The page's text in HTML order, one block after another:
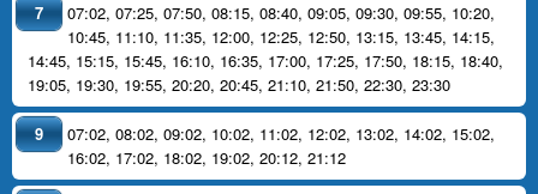
7 07:02, 07:25, 07:50, 08:15, 08:40, 09:05, 09:30, 09:55, 10:20,
10:45, 11:10, 11:35, 12:00, 12:25, 12:50, 13:15, 13:45, 14:15,
14:45, 15:15, 15:45, 16:10, 16:35, 17:00, 17:25, 17:50, 18:15, 18:40,
19:05, 19:30, 19:55, 20:20, 20:45, 21:10, 21:50, 22:30, 23:30
9 07:02, 08:02, 09:02, 10:02, 11:02, 12:02, 13:02, 14:02, 15:02,
16:02, 17:02, 18:02, 19:02, 20:12, 21:12